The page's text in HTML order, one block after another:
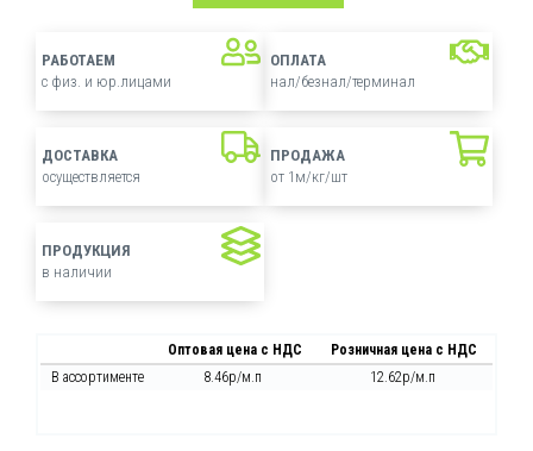
РАБОТАЕМ
с физ. и юр.лицами
ОПЛАТА
нал/безнал/терминал
ДОСТАВКА
осуществляется
ПРОДАЖА
от 1м/кг/шт
ПРОДУКЦИЯ
в наличии
Оптовая цена с НДС
Розничная цена с НДС
В ассортименте
8.46р/м.п 12.62р/м.п